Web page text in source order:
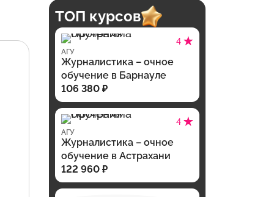
ТОП курсов
4
АГУ
Журналистика – очное
обучение в Барнауле
106 380 ₽
4
АГУ
Журналистика – очное
обучение в Астрахани
122 960 ₽